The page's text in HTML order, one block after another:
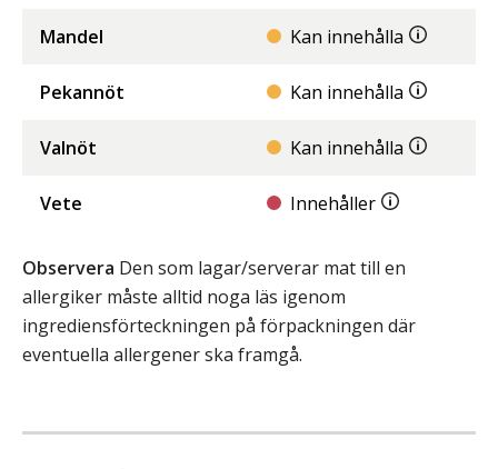
Mandel Kan innehålla
Pekannöt Kan innehålla
Valnöt Kan innehålla
Vete Innehåller
Observera Den som lagar/serverar mat till en
allergiker måste alltid noga läs igenom
ingrediensförteckningen på förpackningen där
eventuella allergener ska framgå.